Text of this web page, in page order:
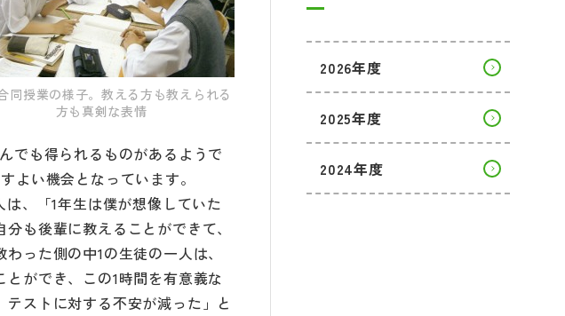
同授業の様子。教える方も教えられる
方も真剣な表情
でも得られるものがあるようで
よい機会となっています。
、「1年生は僕が想像していた
も後輩に教えることができて、
った側の中1の生徒の一人は、
ができ、この1時間を有意義な
ストに対する不安が減った」と
2026年度
2025年度
2024年度